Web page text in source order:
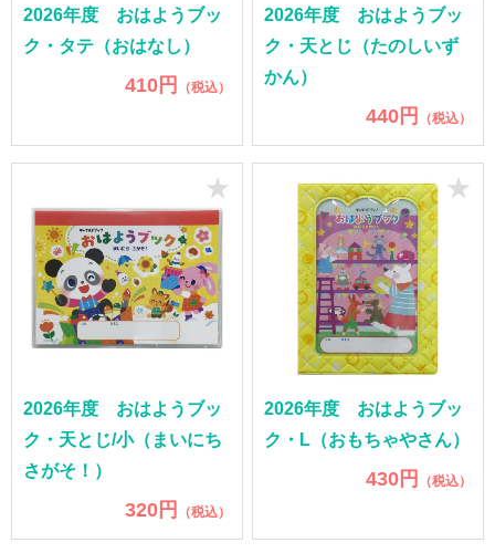
2026年度 おはようブッ
ク・タテ（おはなし）
410円 （税込）
2026年度 おはようブッ
ク・天とじ（たのしいず
かん）
440円 （税込）
2026年度 おはようブッ
ク・天とじ/小（まいにち
さがそ！）
320円 （税込）
★
2026年度 おはようブッ
ク・L（おもちゃやさん）
430円 （税込）
★